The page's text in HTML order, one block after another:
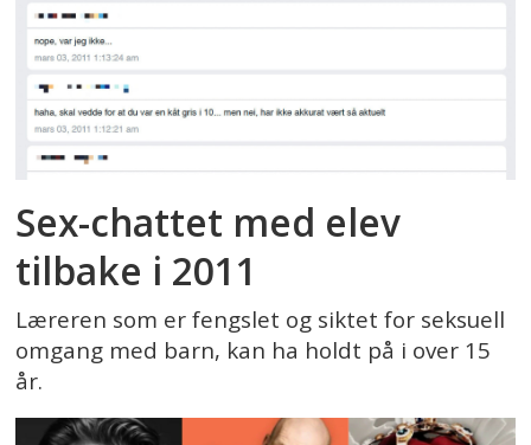
Sex-chattet med elev
tilbake i 2011
Læreren som er fengslet og siktet for seksuell
omgang med barn, kan ha holdt på i over 15
år.